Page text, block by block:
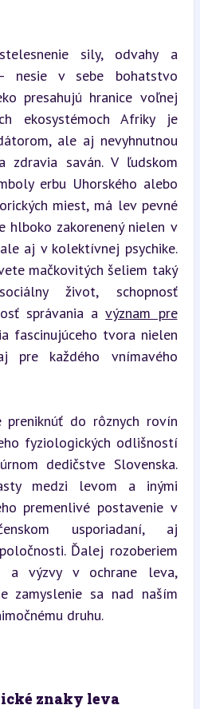
sily, odvahy a
nesie v sebe bohatstvo
presahujú hranice voľnej
ekosystémoch Afriky je
ale aj nevyhnutnou
zdravia saván. V ľudskom
erbu Uhorského alebo
miest, má lev pevné
hlboko zakorenený nielen v
aj v kolektívnej psychike.
mačkovitých šeliem taký
život, schopnosť
správania a význam pre
fascinujúceho tvora nielen
pre každého vnímavého
do rôznych rovín
fyziologických odlišností
dedičstve Slovenska.
medzi levom a inými
premenlivé postavenie v
usporiadaní, aj
Ďalej rozoberiem
a výzvy v ochrane leva,
zamyslenie sa nad naším
druhu.
znaky leva